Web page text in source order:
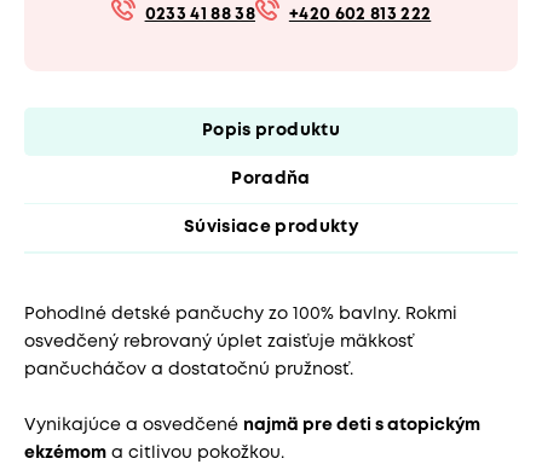
0233 41 88 38 +420 602 813 222
Popis produktu
Poradňa
Súvisiace produkty
Pohodlné detské pančuchy zo 100% bavlny. Rokmi
osvedčený rebrovaný úplet zaisťuje mäkkosť
pančucháčov a dostatočnú pružnosť.
Vynikajúce a osvedčené najmä pre deti s atopickým
ekzémom a citlivou pokožkou.